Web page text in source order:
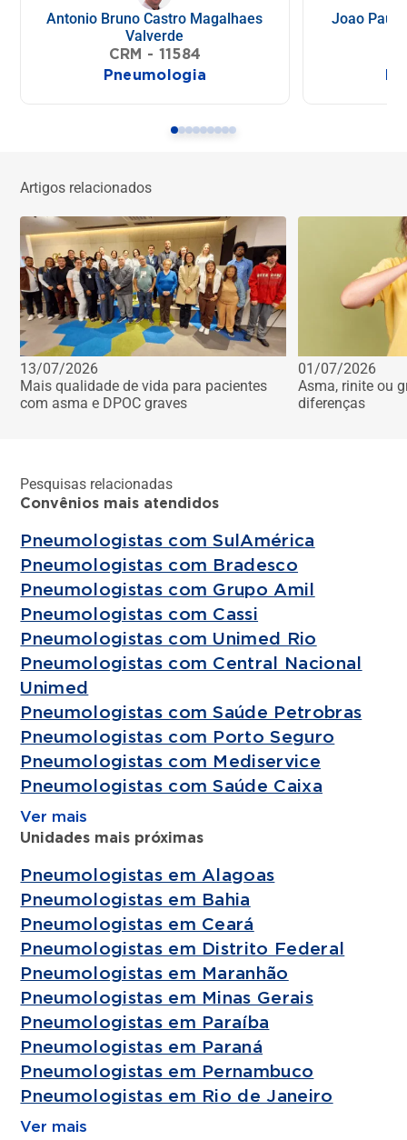
Antonio Bruno Castro Magalhaes
Valverde
CRM - 11584
Pneumologia
Joao
Artigos relacionados
13/07/2026
Mais qualidade de vida para pacientes
com asma e DPOC graves
01/07/2026
Asma, rinite ou
diferenças
Pesquisas relacionadas
Convênios mais atendidos
Pneumologistas com SulAmérica
Pneumologistas com Bradesco
Pneumologistas com Grupo Amil
Pneumologistas com Cassi
Pneumologistas com Unimed Rio
Pneumologistas com Central Nacional
Unimed
Pneumologistas com Saúde Petrobras
Pneumologistas com Porto Seguro
Pneumologistas com Mediservice
Pneumologistas com Saúde Caixa
Ver mais
Unidades mais próximas
Pneumologistas em Alagoas
Pneumologistas em Bahia
Pneumologistas em Ceará
Pneumologistas em Distrito Federal
Pneumologistas em Maranhão
Pneumologistas em Minas Gerais
Pneumologistas em Paraíba
Pneumologistas em Paraná
Pneumologistas em Pernambuco
Pneumologistas em Rio de Janeiro
Ver mais